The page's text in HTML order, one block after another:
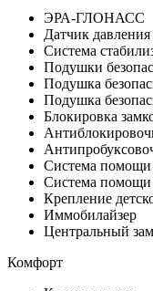
ЭРА-ГЛОНАСС
Датчик
Система
Подушки
Подушка
Подушка
Блокировка
Система помощи
Система
Крепление
Иммобилайзер
Центральный
Комфорт